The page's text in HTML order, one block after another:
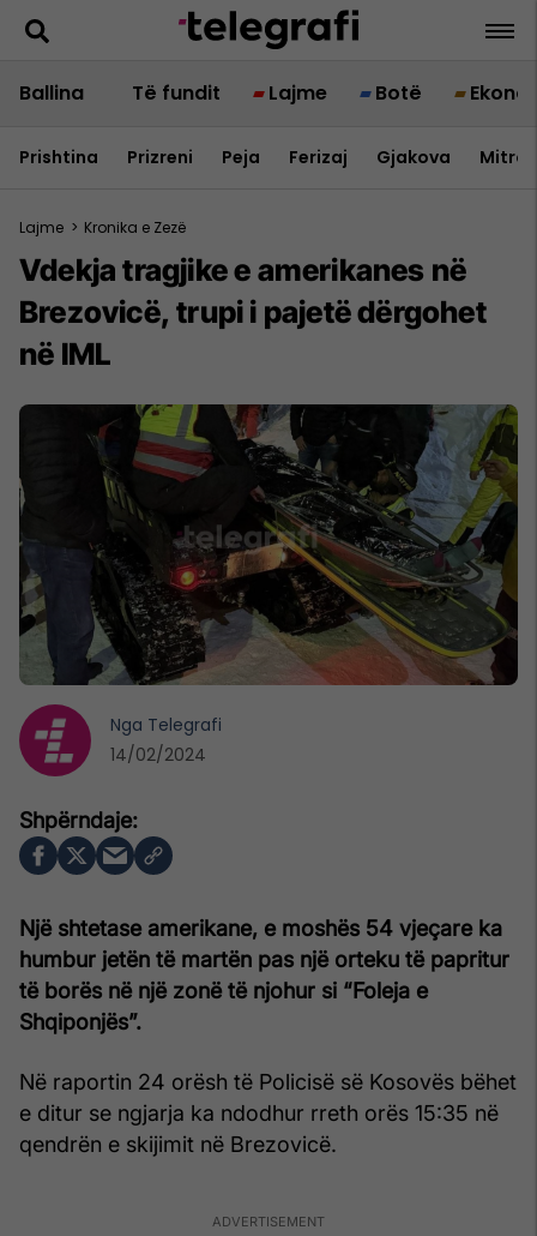
Ballina Të fundit Lajme Botë
Prishtina Prizreni Peja Ferizaj Gjakova
Lajme > Kronika e Zezë
Vdekja tragjike e amerikanes në
Brezovicë, trupi i pajetë dërgohet
në IML
Një shtetase amerikane, e moshës 54 vjeçare ka
humbur jetën të martën pas një orteku të papritur
të borës në një zonë të njohur si “Foleja e
Shqiponjës”.
Në raportin 24 orësh të Policisë së Kosovës bëhet
e ditur se ngjarja ka ndodhur rreth orës 15:35 në
qendrën e skijimit në Brezovicë.
Nga Telegrafi
14/02/2024